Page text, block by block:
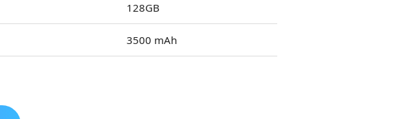
128GB
3500 mAh